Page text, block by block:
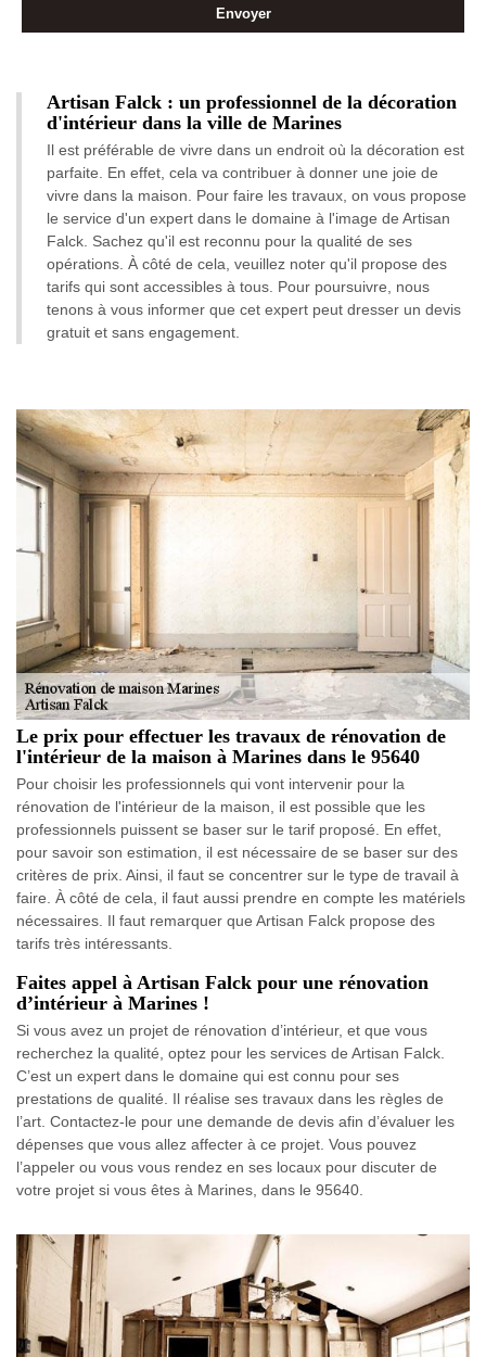
Artisan Falck : un professionnel de la décoration
d'intérieur dans la ville de Marines
Il est préférable de vivre dans un endroit où la décoration est
parfaite. En effet, cela va contribuer à donner une joie de
vivre dans la maison. Pour faire les travaux, on vous propose
le service d'un expert dans le domaine à l'image de Artisan
Falck. Sachez qu'il est reconnu pour la qualité de ses
opérations. À côté de cela, veuillez noter qu'il propose des
tarifs qui sont accessibles à tous. Pour poursuivre, nous
tenons à vous informer que cet expert peut dresser un devis
gratuit et sans engagement.
Le prix pour effectuer les travaux de rénovation de
l'intérieur de la maison à Marines dans le 95640
Pour choisir les professionnels qui vont intervenir pour la
rénovation de l'intérieur de la maison, il est possible que les
professionnels puissent se baser sur le tarif proposé. En effet,
pour savoir son estimation, il est nécessaire de se baser sur des
critères de prix. Ainsi, il faut se concentrer sur le type de travail à
faire. À côté de cela, il faut aussi prendre en compte les matériels
nécessaires. Il faut remarquer que Artisan Falck propose des
tarifs très intéressants.
Faites appel à Artisan Falck pour une rénovation
d’intérieur à Marines !
Si vous avez un projet de rénovation d’intérieur, et que vous
recherchez la qualité, optez pour les services de Artisan Falck.
C’est un expert dans le domaine qui est connu pour ses
prestations de qualité. Il réalise ses travaux dans les règles de
l’art. Contactez-le pour une demande de devis afin d’évaluer les
dépenses que vous allez affecter à ce projet. Vous pouvez
l’appeler ou vous vous rendez en ses locaux pour discuter de
votre projet si vous êtes à Marines, dans le 95640.